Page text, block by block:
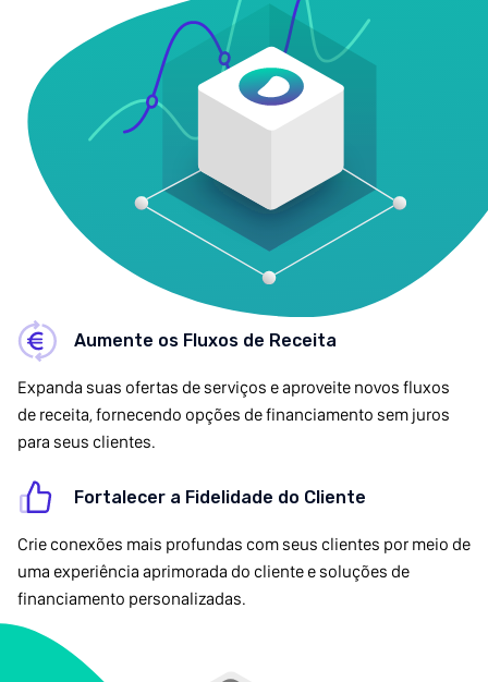
Aumente os Fluxos de Receita
Expanda suas ofertas de serviços e aproveite novos fluxos
de receita, fornecendo opções de financiamento sem juros
para seus clientes.
Fortalecer a Fidelidade do Cliente
Crie conexões mais profundas com seus clientes por meio de
uma experiência aprimorada do cliente e soluções de
financiamento personalizadas.